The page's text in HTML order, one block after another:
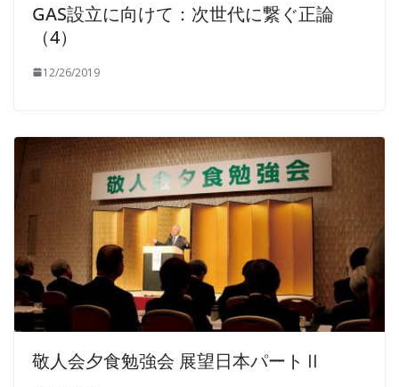
GAS設立に向けて：次世代に繋ぐ正論
（4）
12/26/2019
敬人会夕食勉強会 展望日本パートⅡ